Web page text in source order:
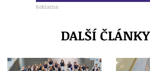
Reklama
DALŠÍ ČLÁNKY